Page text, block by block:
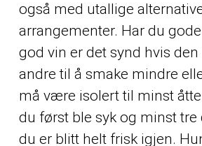
også med utallige
arrangementer. Har du
god vin er det synd hvis den
andre til å smake mindre
må være isolert til minst
du først ble syk og minst tre
du er blitt helt frisk igjen.